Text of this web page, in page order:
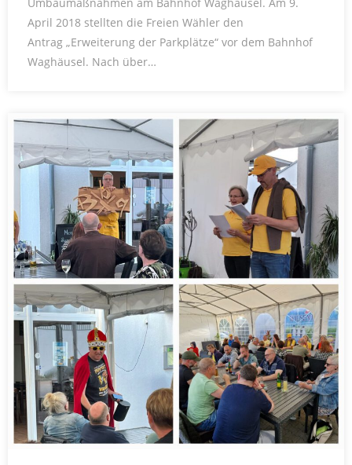
Umbaumaßnahmen am Bahnhof Waghäusel. Am 9.
April 2018 stellten die Freien Wähler den
Antrag „Erweiterung der Parkplätze“ vor dem Bahnhof
Waghäusel. Nach über…